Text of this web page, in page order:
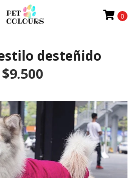
0
desteñido
$9.500